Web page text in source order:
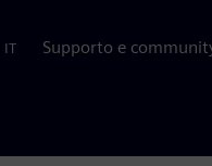
IT Supporto e